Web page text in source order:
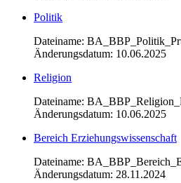
Politik
Dateiname:
Änderungsdatum: 10.06.2025
Religion
Dateiname:
Änderungsdatum: 10.06.2025
Bereich Erziehungswissenschaft
Dateiname:
Änderungsdatum: 28.11.2024